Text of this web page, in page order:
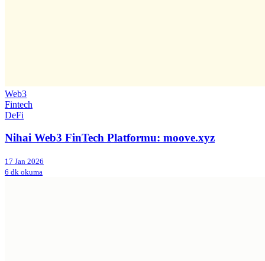
Web3
Fintech
DeFi
Nihai Web3 FinTech Platformu: moove.xyz
17 Jan 2026
6 dk okuma